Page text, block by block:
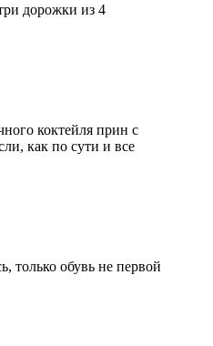
дорожки из 4
коктейля прин с
как по сути и все
только обувь не первой